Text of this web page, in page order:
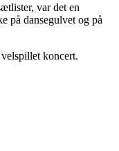
var det en
på dansegulvet og på
koncert.